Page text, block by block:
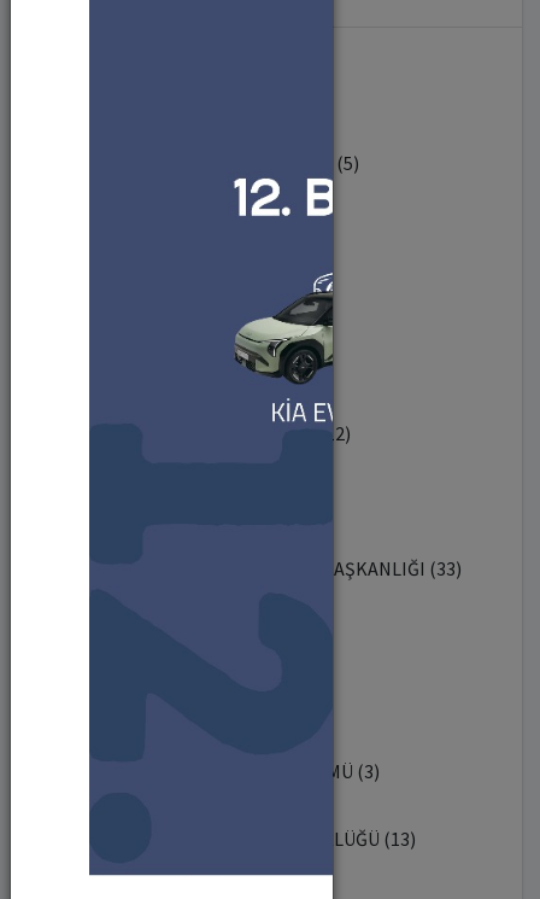
ENDÜSTRİ MÜHENDİSLİĞİ BÖLÜMÜ (5)
YABANCI DİLLER BÖLÜMÜ (1)
ENDÜSTRİYEL TASARIM BÖLÜMÜ (12)
SAĞLIK KÜLTÜR VE SPOR DAİRESİ BAŞKANLIĞI (33)
ŞEHİR VE BÖLGE PLANLAMA BÖLÜMÜ (3)
TOPLUMSAL KATKI KOORDİNATÖRLÜĞÜ (13)